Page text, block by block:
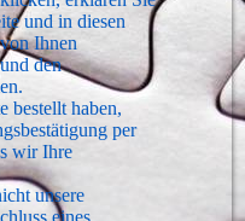
und in diesen
Ihnen
den
bestellt haben,
per
wir Ihre
unsere
eines